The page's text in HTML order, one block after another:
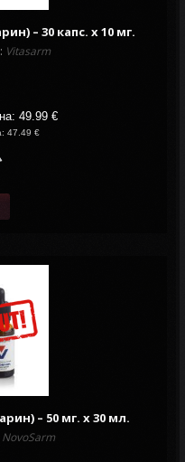
– 30 капс. х 10 мг.
Vitasarm
49.99 €
47.49 €
– 50 мг. х 30 мл.
NovoSarm